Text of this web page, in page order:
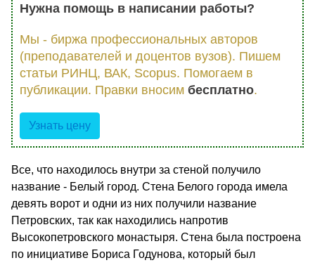
Нужна помощь в написании работы?
Мы - биржа профессиональных авторов
(преподавателей и доцентов вузов). Пишем
статьи РИНЦ, ВАК, Scopus. Помогаем в
публикации. Правки вносим бесплатно.
Узнать цену
Все, что находилось внутри за стеной получило
название - Белый город. Стена Белого города имела
девять ворот и одни из них получили название
Петровских, так как находились напротив
Высокопетровского монастыря. Стена была построена
по инициативе Бориса Годунова, который был